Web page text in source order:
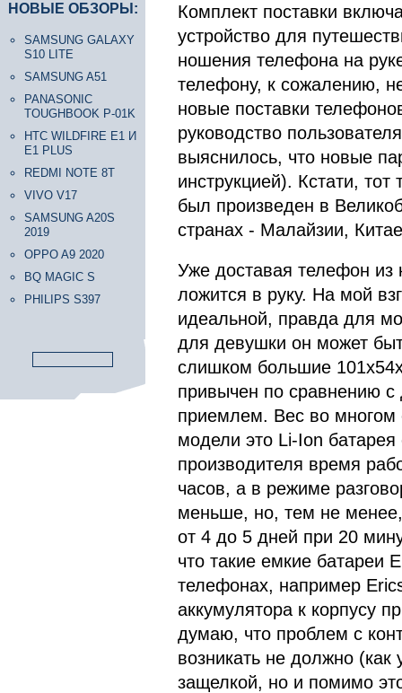
НОВЫЕ ОБЗОРЫ:
SAMSUNG GALAXY
S10 LITE
SAMSUNG A51
PANASONIC
TOUGHBOOK P-01K
HTC WILDFIRE E1 И
E1 PLUS
REDMI NOTE 8T
VIVO V17
SAMSUNG A20S
2019
OPPO A9 2020
BQ MAGIC S
PHILIPS S397
Комплект поставки
устройство для
ношения телефона на
телефону, к сожалению,
новые поставки
руководство
выяснилось, что новые
инструкцией). Кстати,
был произведен в
странах - Малайзии,
Уже доставая телефон из
ложится в руку. На мой
идеальной, правда для
для девушки он может
слишком большие
привычен по сравнению
приемлем. Вес во многом
модели это Li-Ion
производителя время
часов, а в режиме
меньше, но, тем не
от 4 до 5 дней при 20
что такие емкие батареи
телефонах, например
аккумулятора к корпусу
думаю, что проблем с
возникать не должно (как
защелкой, но и помимо